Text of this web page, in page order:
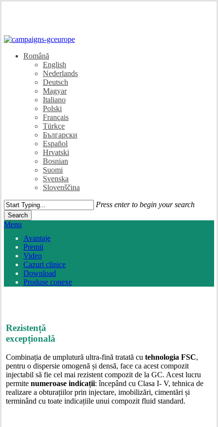
content
Menu
Română
English
Nederlands
Deutsch
Magyar
Italiano
Polski
Français
Türkçe
Български
Español
Hrvatski
Bosnian
Suomi
Svenska
Slovenščina
Press enter to begin your search
Search
Close
Menu
Avantaje
Premii
Video
Cazuri clinice
Download
Produse conexe
Rezistență
excepțională
Combinația de umplutură ultra-fină tratată cutehnologia FSC,
pentru o dispersie omogenă și densă, face ca acest compozit
injectabil să fie cel mai rezistent compozit de la GC. Acest lucru
permitenumeroase indicații: începând cu Clasa I- V, tehnica de
realizare a obturațiilor prin injectare, imobilizări, cimentări și
terminând cu toate indicațiile unui compozit fluid standard.